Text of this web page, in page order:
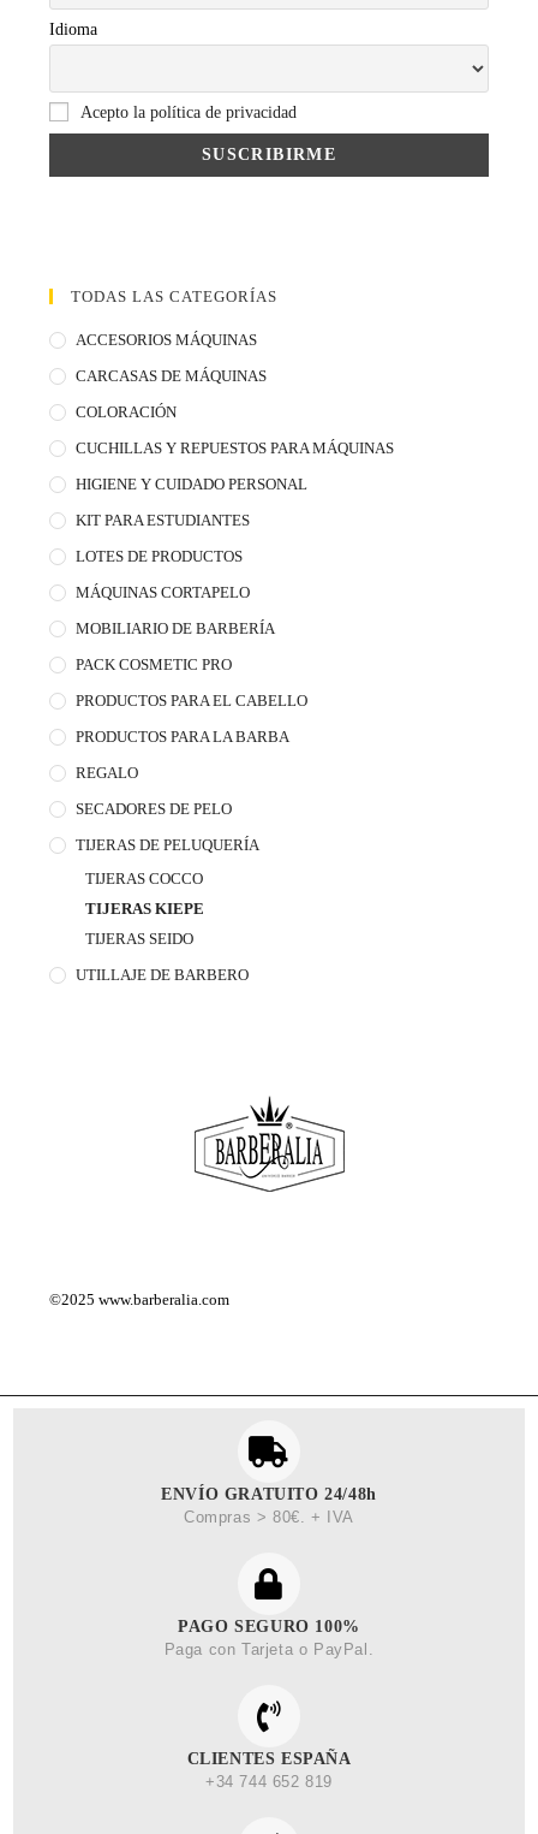
Idioma
Acepto la política de privacidad
TODAS LAS CATEGORÍAS
ACCESORIOS MÁQUINAS
CARCASAS DE MÁQUINAS
COLORACIÓN
CUCHILLAS Y REPUESTOS PARA MÁQUINAS
HIGIENE Y CUIDADO PERSONAL
KIT PARA ESTUDIANTES
LOTES DE PRODUCTOS
MÁQUINAS CORTAPELO
MOBILIARIO DE BARBERÍA
PACK COSMETIC PRO
PRODUCTOS PARA EL CABELLO
PRODUCTOS PARA LA BARBA
REGALO
SECADORES DE PELO
TIJERAS DE PELUQUERÍA
TIJERAS COCCO
TIJERAS KIEPE
TIJERAS SEIDO
UTILLAJE DE BARBERO
©2025www.barberalia.com
P
r
c
i
r
a
C
r
t
e
s
I
p
e
c
a
b
e
s
ENVÍO GRATUITO 24/48h
Compras > 80€. + IVA
PAGO SEGURO 100%
Paga con Tarjeta o PayPal.
CLIENTES ESPAÑA
+34 744 652 819